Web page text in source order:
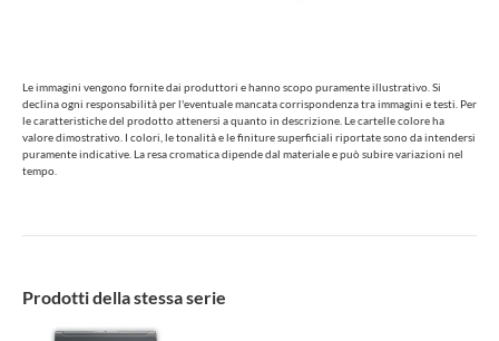
Le immagini vengono fornite dai produttori e hanno scopo puramente illustrativo. Si
declina ogni responsabilità per l'eventuale mancata corrispondenza tra immagini e testi. Per
le caratteristiche del prodotto attenersi a quanto in descrizione. Le cartelle colore ha
valore dimostrativo. I colori, le tonalità e le finiture superficiali riportate sono da intendersi
puramente indicative. La resa cromatica dipende dal materiale e può subire variazioni nel
tempo.
Prodotti della stessa serie